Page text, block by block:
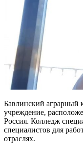
Бавлинский аграрный
учреждение,
Россия. Колледж
специалистов для
отраслях.